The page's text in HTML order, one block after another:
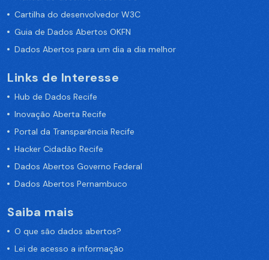
Cartilha do desenvolvedor W3C
Guia de Dados Abertos OKFN
Dados Abertos para um dia a dia melhor
Links de Interesse
Hub de Dados Recife
Inovação Aberta Recife
Portal da Transparência Recife
Hacker Cidadão Recife
Dados Abertos Governo Federal
Dados Abertos Pernambuco
Saiba mais
O que são dados abertos?
Lei de acesso a informação